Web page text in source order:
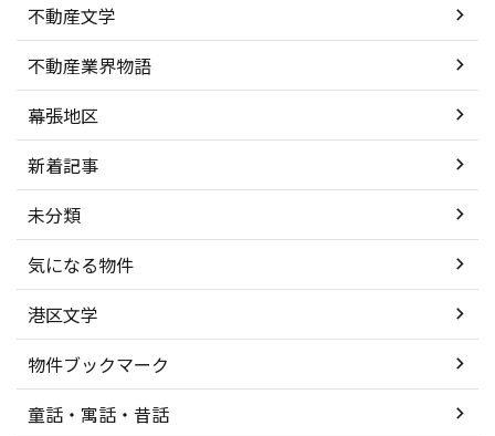
不動産文学
不動産業界物語
幕張地区
新着記事
未分類
気になる物件
港区文学
物件ブックマーク
童話・寓話・昔話